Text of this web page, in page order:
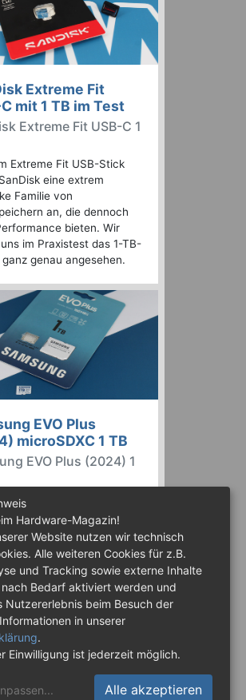
Extreme Fit
mit 1 TB im Test
Extreme Fit USB-C 1
Extreme Fit USB-Stick
eine extrem
Familie von
an, die dennoch
bieten. Wir
im Praxistest das 1-TB-
ganz genau angesehen.
EVO Plus
microSDXC 1 TB
EVO Plus (2024) 1
2024er-Version der EVO
Speicherkarte
ist mit bis zu 1 TB
und bietet 160 MB/s
statt 130 MB/s wie beim
aus 2021. Mehr dazu
Hardware-Magazin!
Website nutzen wir technisch
Alle weiteren Cookies für z.B.
und Tracking sowie externe Inhalte
Bedarf aktiviert werden und
Nutzererlebnis beim Besuch der
in unserer
.
Einwilligung ist jederzeit möglich.
... Alle akzeptieren